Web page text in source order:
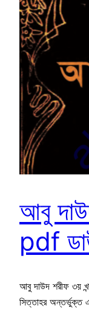
আবু
pdf
আবু দাউদ শরীফ ৩য়
সিত্তাহর অন্তর্ভুক্ত